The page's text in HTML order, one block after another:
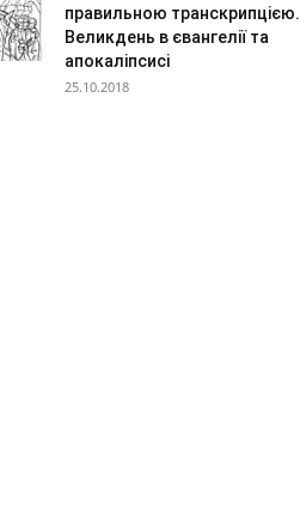
правильною транскрипцією.
Великдень в євангелії та
апокаліпсисі
25.10.2018